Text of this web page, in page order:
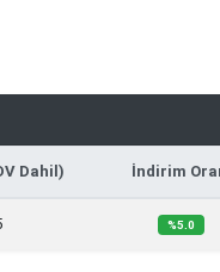
Dahil) İndirim
%5.0